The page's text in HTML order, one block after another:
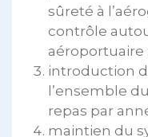
sûreté à
contrôle
aéroportuaire ;
introduction
l’ensemble
repas par
maintien du